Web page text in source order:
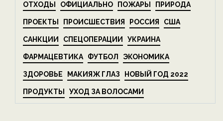
ОТХОДЫ ОФИЦИАЛЬНО ПОЖАРЫ ПРИРОДА
ПРОЕКТЫ ПРОИСШЕСТВИЯ РОССИЯ США
САНКЦИИ СПЕЦОПЕРАЦИИ УКРАИНА
ФАРМАЦЕВТИКА ФУТБОЛ ЭКОНОМИКА
ЗДОРОВЬЕ МАКИЯЖ ГЛАЗ НОВЫЙ ГОД 2022
ПРОДУКТЫ УХОД ЗА ВОЛОСАМИ